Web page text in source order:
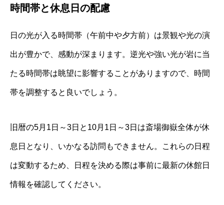
時間帯と休息日の配慮
日の光が入る時間帯（午前中や夕方前）は景観や光の演
出が豊かで、感動が深まります。逆光や強い光が岩に当
たる時間帯は眺望に影響することがありますので、時間
帯を調整すると良いでしょう。
旧暦の5月1日～3日と10月1日～3日は斎場御嶽全体が休
息日となり、いかなる訪問もできません。これらの日程
は変動するため、日程を決める際は事前に最新の休館日
情報を確認してください。